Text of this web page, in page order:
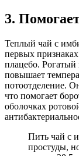
3.
Теплый чай с
первых
плацебо. Рогатый
повышает
потоотделение.
что помогает
оболочках
Пить чай с
простуды,